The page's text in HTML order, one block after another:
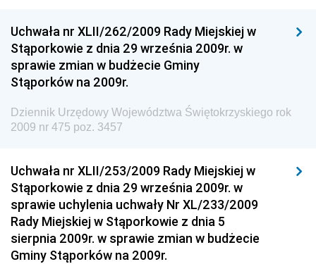
Dziennik Urzędowy Ministra Kultury, Dziedzictwa
Narodowego i Sportu
Dziennik Urzędowy Ministra Rodziny i Polityki
Społecznej
Dziennik Urzędowy Komendy Głównej Straży
Granicznej
Drogowego
Dziennik Urzędowy Narodowego Banku Polskiego
Dziennik Urzędowy Komendy Głównej Policji
Dziennik Urzędowy Ministra Pracy i Polityki
Społecznej
Uchwała nr XLII/262/2009 Rady Miejskiej w
Stąporkowie z dnia 29 września 2009r. w
sprawie zmian w budżecie Gminy
Stąporków na 2009r.
Dziennik Urzędowy Województwa Świętokrzyskiego rok
2009 nr 475 poz. 3457
Uchwała nr XLII/253/2009 Rady Miejskiej w
Stąporkowie z dnia 29 września 2009r. w
sprawie uchylenia uchwały Nr XL/233/2009
Rady Miejskiej w Stąporkowie z dnia 5
sierpnia 2009r. w sprawie zmian w budżecie
Gminy Stąporków na 2009r.